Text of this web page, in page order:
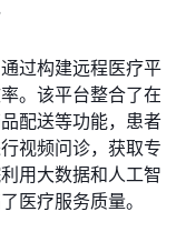
过构建远程医疗平
。该平台整合了在
配送等功能，患者
视频问诊，获取专
用大数据和人工智
医疗服务质量。